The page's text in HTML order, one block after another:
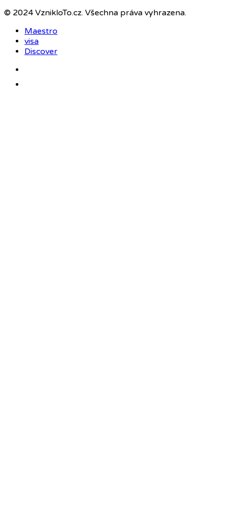
© 2024 VznikloTo.cz. Všechna práva vyhrazena.
Maestro
visa
Discover